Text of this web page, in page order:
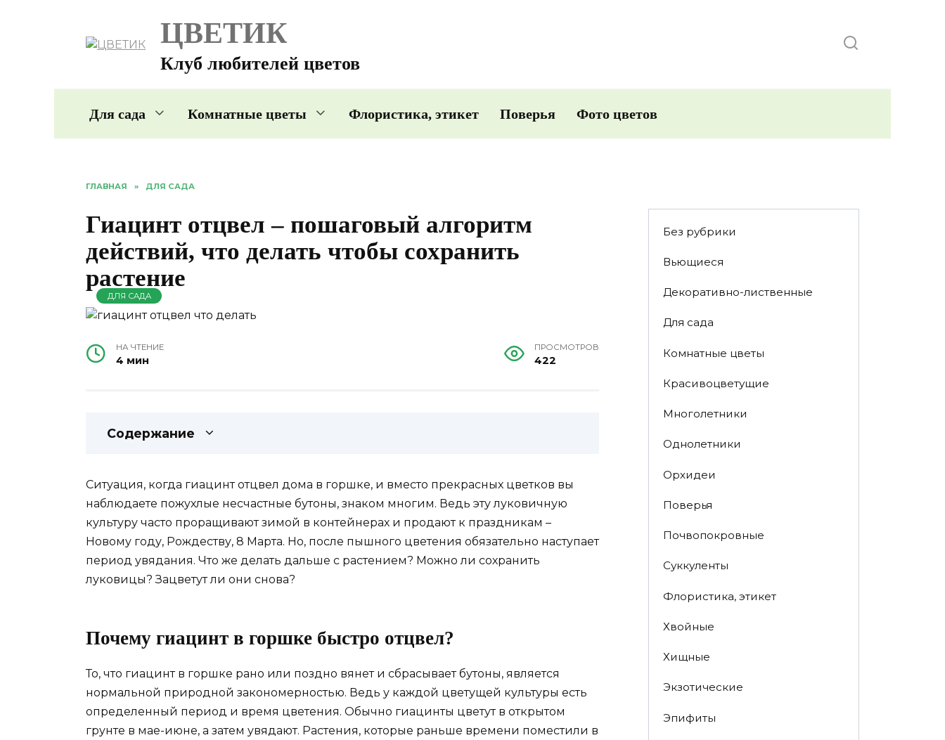
ЦВЕТИК
Клуб любителей цветов
Для сада Комнатные цветы Флористика, этикет Поверья Фото цветов
ГЛАВНАЯ » ДЛЯ САДА
Гиацинт отцвел – пошаговый алгоритм
действий, что делать чтобы сохранить
растение
ДЛЯ САДА
НА ЧТЕНИЕ
4 мин
ПРОСМОТРОВ
422
Содержание
Ситуация, когда гиацинт отцвел дома в горшке, и вместо прекрасных цветков вы
наблюдаете пожухлые несчастные бутоны, знаком многим. Ведь эту луковичную
культуру часто проращивают зимой в контейнерах и продают к праздникам –
Новому году, Рождеству, 8 Марта. Но, после пышного цветения обязательно наступает
период увядания. Что же делать дальше с растением? Можно ли сохранить
луковицы? Зацветут ли они снова?
Почему гиацинт в горшке быстро отцвел?
То, что гиацинт в горшке рано или поздно вянет и сбрасывает бутоны, является
нормальной природной закономерностью. Ведь у каждой цветущей культуры есть
определенный период и время цветения. Обычно гиацинты цветут в открытом
грунте в мае-июне, а затем увядают. Растения, которые раньше времени поместили в
Без рубрики
Вьющиеся
Декоративно-лиственные
Для сада
Комнатные цветы
Красивоцветущие
Многолетники
Однолетники
Орхидеи
Поверья
Почвопокровные
Суккуленты
Флористика, этикет
Хвойные
Хищные
Экзотические
Эпифиты